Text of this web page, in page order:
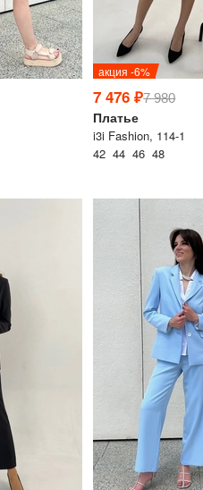
акция -6%
7 476 ₽7 980
Платье
i3i Fashion, 114-1
42 44 46 48